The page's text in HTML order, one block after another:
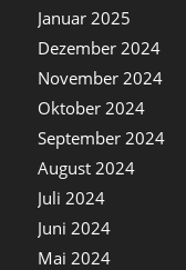
Januar 2025
Dezember 2024
November 2024
Oktober 2024
September 2024
August 2024
Juli 2024
Juni 2024
Mai 2024